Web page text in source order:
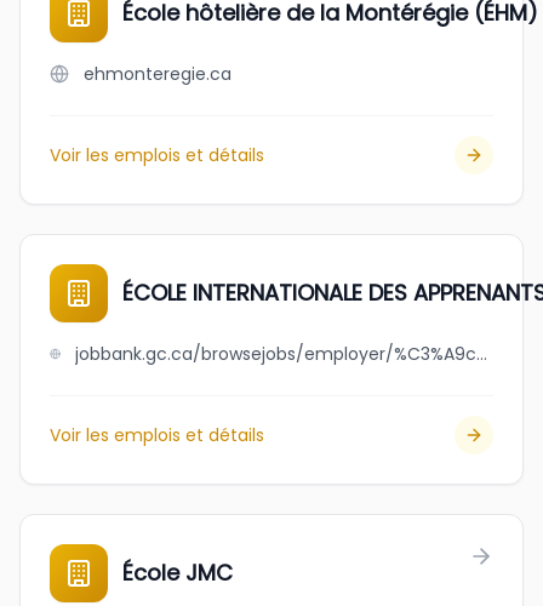
École hôtelière de la Montérégie (ÉHM)
ehmonteregie.ca
Voir les emplois et détails
ÉCOLE INTERNATIONALE DES
jobbank.gc.ca/browsejobs/employer/%C3%A9cole+internationale+des+apprenants/ca
Voir les emplois et détails
École JMC